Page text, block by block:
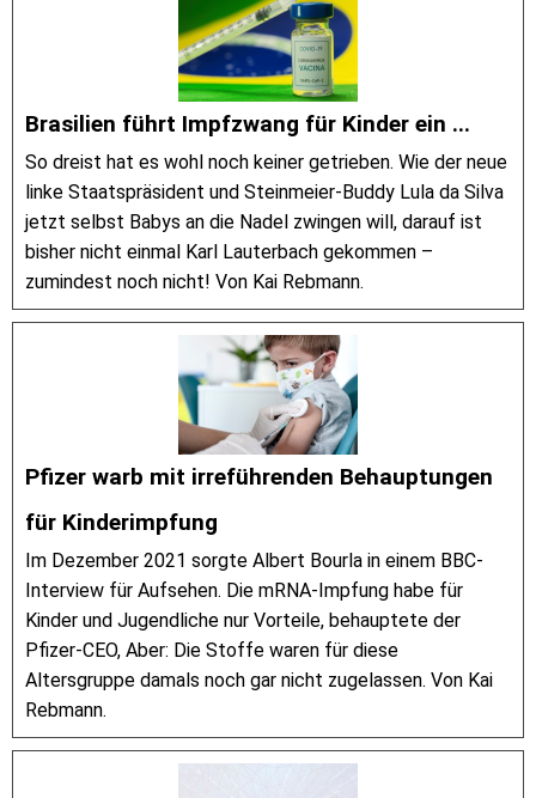
Brasilien führt Impfzwang für Kinder ein ...
So dreist hat es wohl noch keiner getrieben. Wie der neue
linke Staatspräsident und Steinmeier-Buddy Lula da Silva
jetzt selbst Babys an die Nadel zwingen will, darauf ist
bisher nicht einmal Karl Lauterbach gekommen –
zumindest noch nicht! Von Kai Rebmann.
Pfizer warb mit irreführenden Behauptungen
für Kinderimpfung
Im Dezember 2021 sorgte Albert Bourla in einem BBC-
Interview für Aufsehen. Die mRNA-Impfung habe für
Kinder und Jugendliche nur Vorteile, behauptete der
Pfizer-CEO, Aber: Die Stoffe waren für diese
Altersgruppe damals noch gar nicht zugelassen. Von Kai
Rebmann.